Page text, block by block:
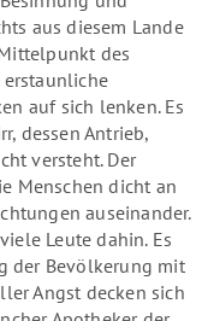
aus diesem Lande
des
erstaunliche
auf sich lenken. Es
dessen Antrieb,
versteht. Der
Menschen dicht an
auseinander.
Leute dahin. Es
der Bevölkerung mit
Angst decken sich